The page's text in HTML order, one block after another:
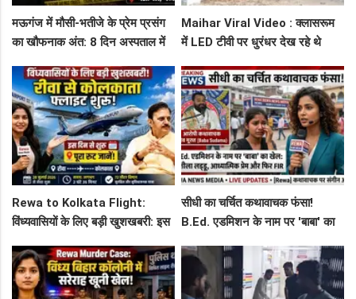
मऊगंज में मौसी-भतीजे के प्रेम प्रसंग
का खौफनाक अंत: 8 दिन अस्पताल में
आरोप!
Maihar Viral Video : क्लासरूम
में LED टीवी पर धुरंधर देख रहे थे
शिकायत
Rewa to Kolkata Flight:
विंध्यवासियों के लिए बड़ी खुशखबरी: इस
फ्लाइट, जानें पूरा रूट!
सीधी का चर्चित कथावाचक फंसा!
B.Ed. एडमिशन के नाम पर 'बाबा' का
और फिर FIR